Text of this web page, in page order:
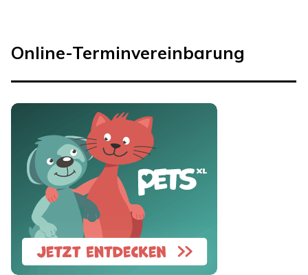
Online-Terminvereinbarung